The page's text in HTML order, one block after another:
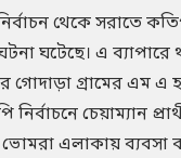
থেকে সরাতে
ঘটেছে। এ
গ্রামের এম এ
চেয়াম্যান
ভোমরা এলাকায় ব্যবসা